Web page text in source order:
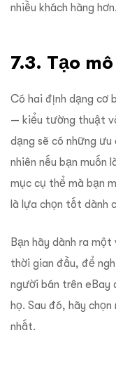
nhiều khách hàng hơn.
7.3. Tạo
Có hai định dạng cơ
— kiểu tường thuật
dạng sẽ có những
nhiên nếu bạn muốn
mục cụ thể mà bạn
là lựa chọn tốt dành
Bạn hãy dành ra
thời gian đầu, để
người bán trên eBay
họ. Sau đó, hãy
nhất.